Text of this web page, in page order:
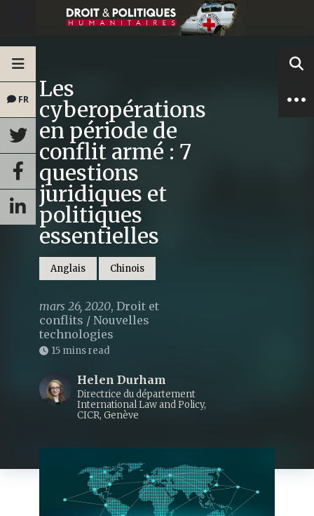
FR Les
cyberopérations
en période de
conflit armé : 7
questions
juridiques et
politiques
essentielles
Anglais Chinois
mars 26, 2020, Droit et
conflits / Nouvelles
technologies
15 mins read
Helen Durham
Directrice du département
International Law and Policy,
CICR, Genève